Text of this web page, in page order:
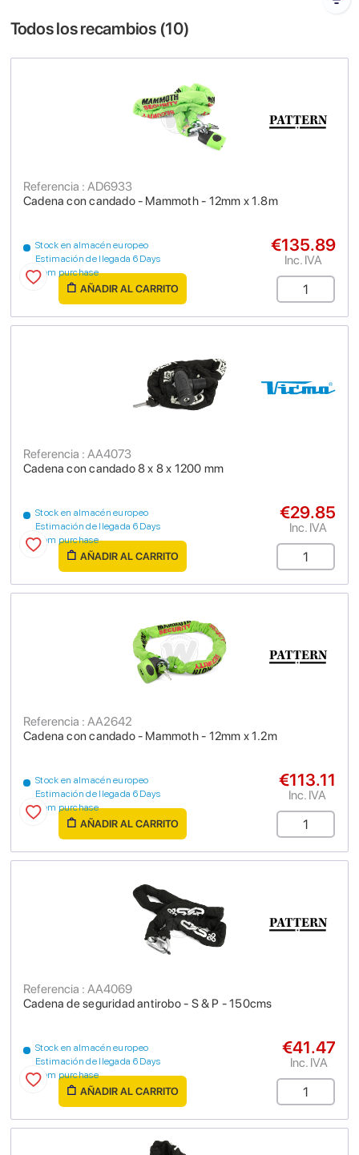
Todos los recambios (10)
Cadena con candado - Mammoth - 12mm x 1.8m
Referencia : AD6933
Stock en almacén europeo
Estimación de llegada 6 Days
from purchase
€135.89
Inc. IVA
AÑADIR AL CARRITO
Cadena con candado 8 x 8 x 1200 mm
Referencia : AA4073
Stock en almacén europeo
Estimación de llegada 6 Days
from purchase
€29.85
Inc. IVA
AÑADIR AL CARRITO
Cadena con candado - Mammoth - 12mm x 1.2m
Referencia : AA2642
Stock en almacén europeo
Estimación de llegada 6 Days
from purchase
€113.11
Inc. IVA
AÑADIR AL CARRITO
Cadena de seguridad antirobo - S & P - 150cms
Referencia : AA4069
Stock en almacén europeo
Estimación de llegada 6 Days
from purchase
€41.47
Inc. IVA
AÑADIR AL CARRITO